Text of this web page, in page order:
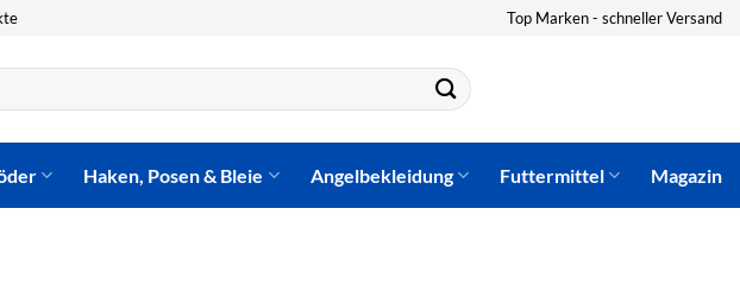
Top Marken - schneller Versand
Haken, Posen & Bleie Angelbekleidung Futtermittel Magazin